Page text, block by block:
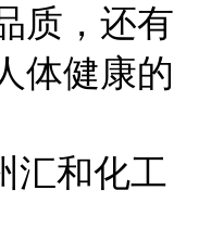
质，还有
体健康的
汇和化工